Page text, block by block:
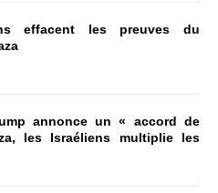
effacent les preuves du
annonce un « accord de
les Israéliens multiplie les